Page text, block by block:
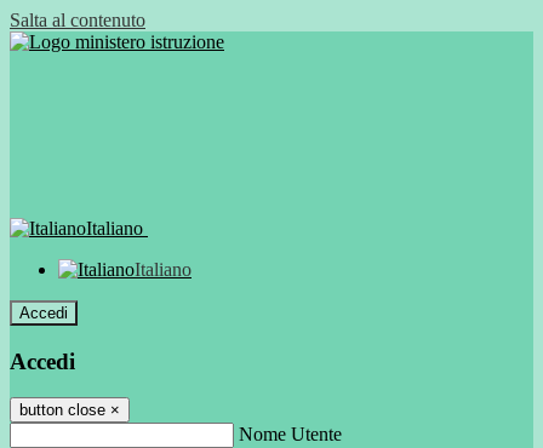
Salta al contenuto
Italiano
Italiano
Accedi
Accedi
button close ×
Nome Utente